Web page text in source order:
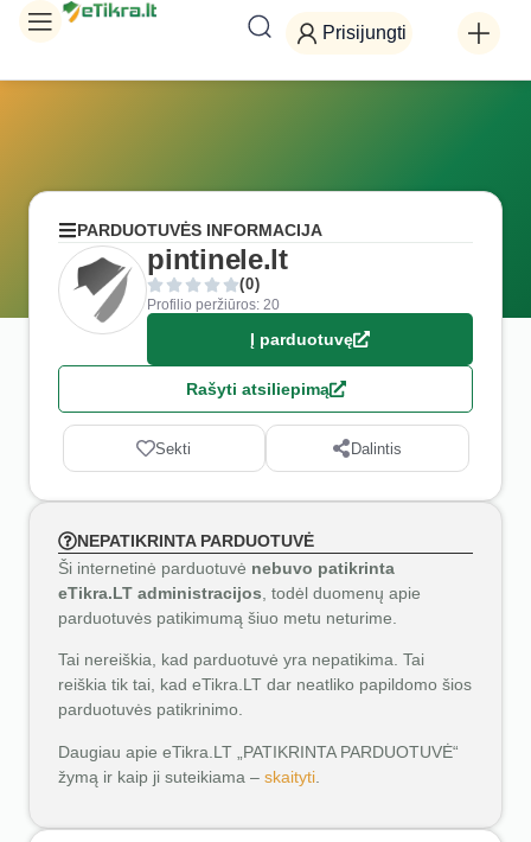
Prisijungti
PARDUOTUVĖS INFORMACIJA
pintinele.lt
(0)
Profilio peržiūros: 20
Į parduotuvę
Rašyti atsiliepimą
Sekti Dalintis
NEPATIKRINTA PARDUOTUVĖ
Ši internetinė parduotuvė nebuvo patikrinta
eTikra.LT administracijos , todėl duomenų apie
parduotuvės patikimumą šiuo metu neturime.
Tai nereiškia, kad parduotuvė yra nepatikima. Tai
reiškia tik tai, kad eTikra.LT dar neatliko papildomo šios
parduotuvės patikrinimo.
Daugiau apie eTikra.LT „PATIKRINTA PARDUOTUVĖ“
žymą ir kaip ji suteikiama – skaityti